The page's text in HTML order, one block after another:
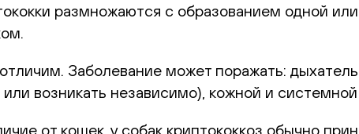
размножаются с образованием одной
Заболевание может поражать:
возникать независимо), кожной и
от кошек, у собак криптококкоз обычно